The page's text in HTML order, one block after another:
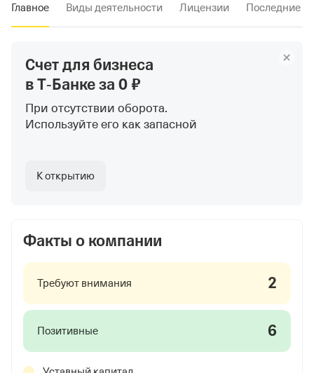
Главное Виды деятельности Лицензии Последние
Счет для бизнеса
в Т‑Банкеза 0 ₽
При отсутствии оборота.
Используйте его как запасной
К открытию
Факты о компании
Требуют внимания 2
Позитивные 6